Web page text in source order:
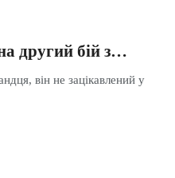
другий бій з…
він не зацікавлений у